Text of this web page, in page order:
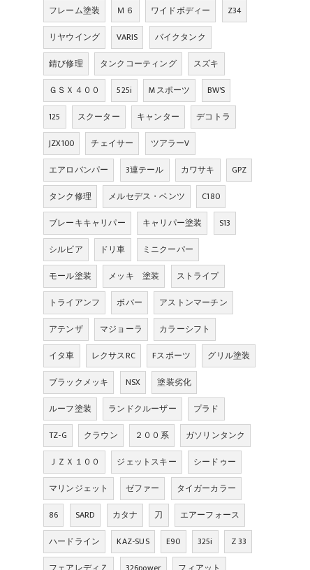
フレーム塗装
Ｍ６ ワイドボディー
Z34
リヤウイング
VARIS
バイクタンク
錆び修理
タンクコーティング
スズキ
ＧＳＸ４００
525i Mスポーツ
BW'S
125
スクーター キャンター
デコトラ
JZX100
チェイサー
ツアラーV
エアロバンパー
3連テール カワサキ
GPZ
タンク修理
メルセデス・ベンツ
C180
ブレーキキャリパー
キャリパー塗装
S13
シルビア
ドリ車
ミニクーパー
モール塗装
メッキ 塗装
ストライプ
トライアンフ
ボバー
アストンマーチン
アテンザ
マジョーラ
カラーシフト
イタ車
レクサスRC Fスポーツ
グリル塗装
ブラックメッキ
NSX
塗装劣化
ルーフ塗装
ランドクルーザー
プラド
TZ-G
クラウン ２００系
ガソリンタンク
ＪＺＸ１００
ジェットスキー
シードゥー
マリンジェット
ゼファー
タイガーカラー
86
SARD カタナ 刀
エアーフォース
ハードライン
KAZ-SUS E90 325i
Ｚ33